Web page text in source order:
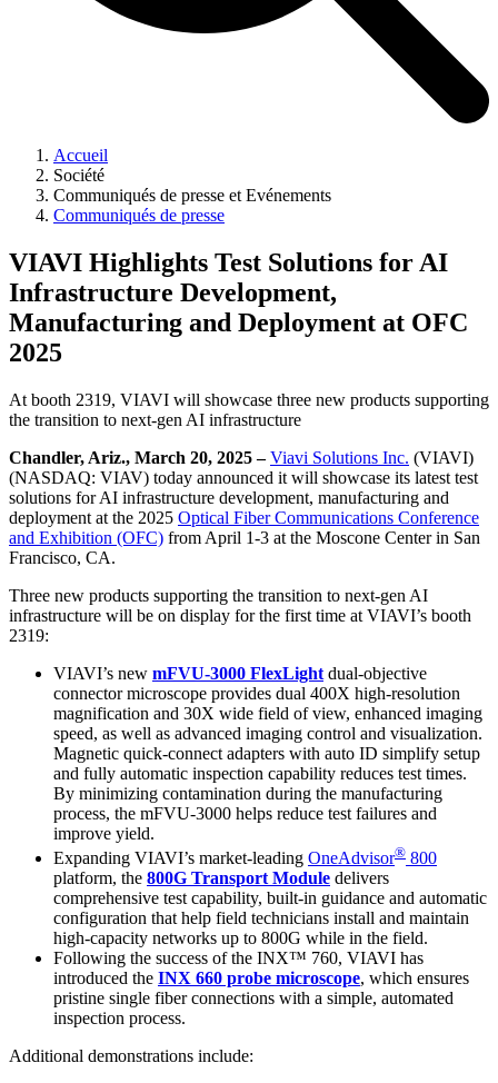
Accueil
Société
Communiqués de presse et Evénements
Communiqués de presse
VIAVI Highlights Test Solutions for AI
Infrastructure Development,
Manufacturing and Deployment at OFC
2025
At booth 2319, VIAVI will showcase three new products supporting
the transition to next-gen AI infrastructure
Chandler, Ariz., March 20, 2025 –Viavi Solutions Inc. (VIAVI)
(NASDAQ: VIAV) today announced it will showcase its latest test
solutions for AI infrastructure development, manufacturing and
deployment at the 2025 Optical Fiber Communications Conference
and Exhibition (OFC) from April 1-3 at the Moscone Center in San
Francisco, CA.
Three new products supporting the transition to next-gen AI
infrastructure will be on display for the first time at VIAVI’s booth
2319:
VIAVI’s new mFVU-3000 FlexLight dual-objective
connector microscope provides dual 400X high-resolution
magnification and 30X wide field of view, enhanced imaging
speed, as well as advanced imaging control and visualization.
Magnetic quick-connect adapters with auto ID simplify setup
and fully automatic inspection capability reduces test times.
By minimizing contamination during the manufacturing
process, the mFVU-3000 helps reduce test failures and
improve yield.
Expanding VIAVI’s market-leading OneAdvisor® 800
platform, the 800G Transport Module delivers
comprehensive test capability, built-in guidance and automatic
configuration that help field technicians install and maintain
high-capacity networks up to 800G while in the field.
Following the success of the INX™ 760, VIAVI has
introduced the INX 660 probe microscope, which ensures
pristine single fiber connections with a simple, automated
inspection process.
Additional demonstrations include: